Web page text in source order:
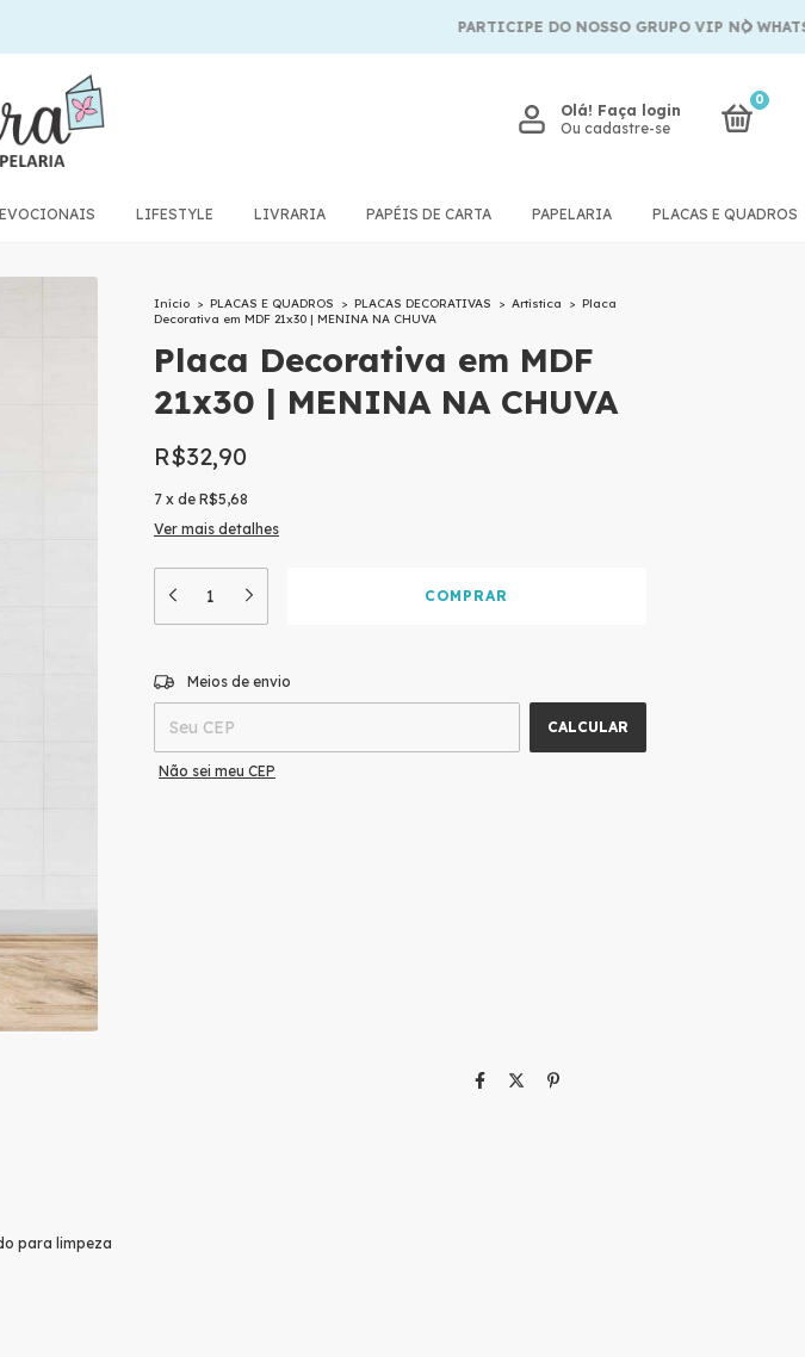
PARTICIPE DO NOSSO GRUPO VIP NO WHATSAPP
Olá! Faça login
Ou cadastre-se
0
LIFESTYLE LIVRARIA PAPÉIS DE CARTA PAPELARIA PLACAS E QUADROS
Início > PLACAS E QUADROS > PLACAS DECORATIVAS > Artística > Placa
Decorativa em MDF 21x30 | MENINA NA CHUVA
Placa Decorativa em MDF
21x30 | MENINA NA CHUVA
R$32,90
7 x de R$5,68
Ver mais detalhes
Entregas para o CEP:
Meios de envio
CALCULAR
Não sei meu CEP
para limpeza